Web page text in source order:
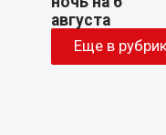
Еще в